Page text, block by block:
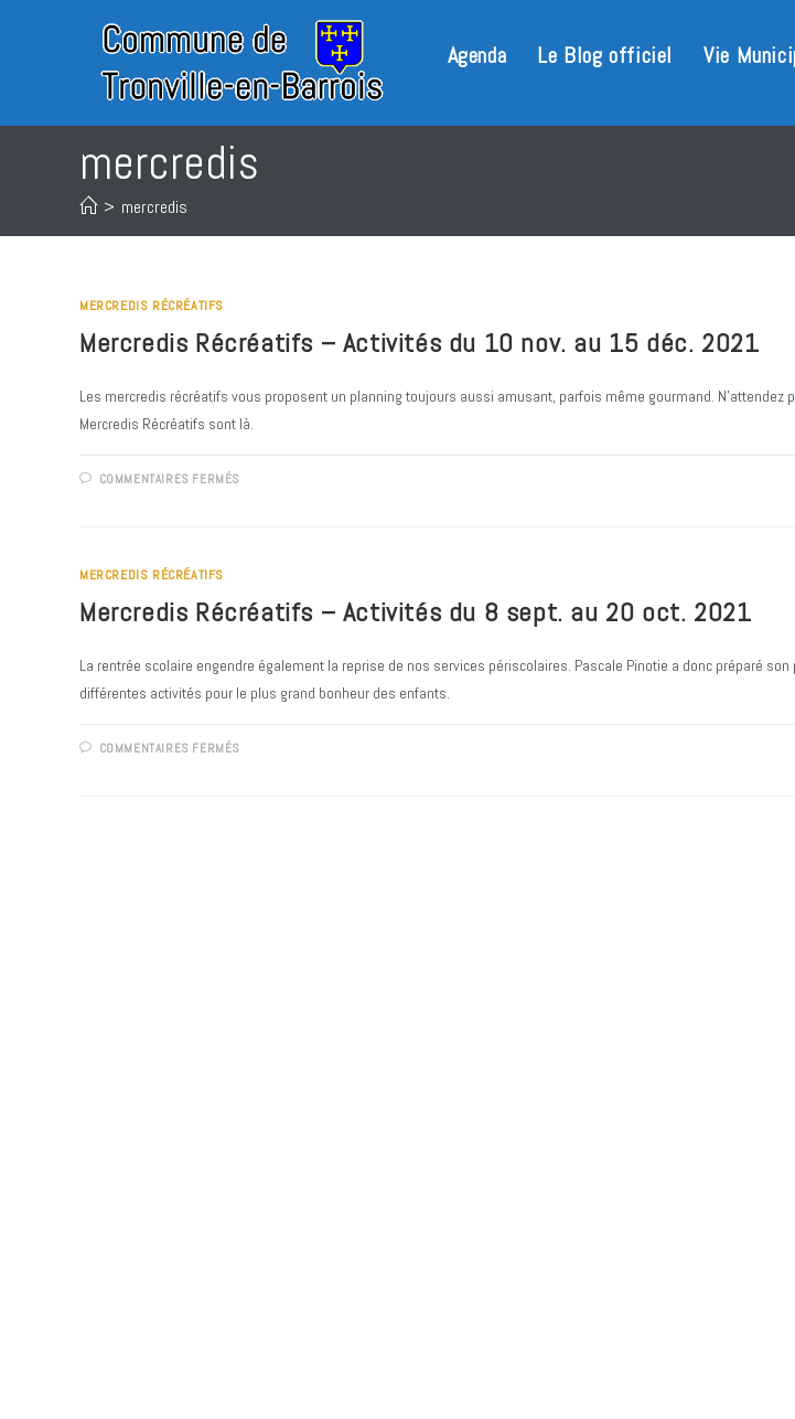
Agenda Le Blog officiel Vie
mercredis
> mercredis
MERCREDIS RÉCRÉATIFS
Mercredis Récréatifs – Activités du 10 nov. au 15 déc. 2021
Les mercredis récréatifs vous proposent un planning toujours aussi amusant, parfois même gourmand. N'attendez
Mercredis Récréatifs sont là.
COMMENTAIRES FERMÉS
15
DÉC.
MERCREDIS RÉCRÉATIFS
Mercredis Récréatifs – Activités du 8 sept. au 20 oct. 2021
La rentrée scolaire engendre également la reprise de nos services périscolaires. Pascale Pinotie a donc préparé
différentes activités pour le plus grand bonheur des enfants.
COMMENTAIRES FERMÉS